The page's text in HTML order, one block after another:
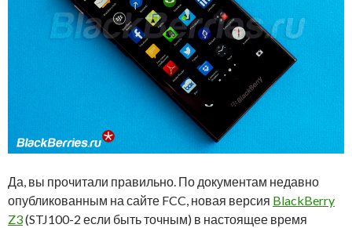
Да, вы прочитали правильно. По документам недавно
опубликованным на сайте FCC, новая версия BlackBerry
Z3(STJ100-2 если быть точным) в настоящее время